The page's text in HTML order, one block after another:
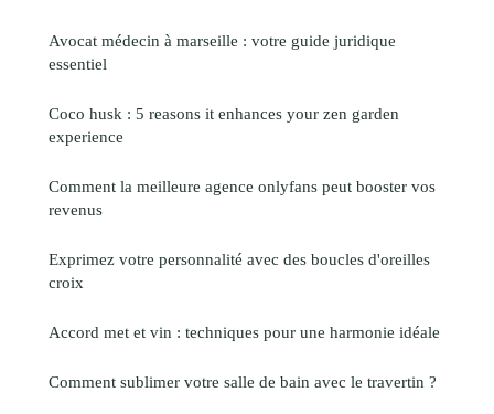
Avocat médecin à marseille : votre guide juridique
essentiel
Coco husk : 5 reasons it enhances your zen garden
experience
Comment la meilleure agence onlyfans peut booster vos
revenus
Exprimez votre personnalité avec des boucles d'oreilles
croix
Accord met et vin : techniques pour une harmonie idéale
Comment sublimer votre salle de bain avec le travertin ?